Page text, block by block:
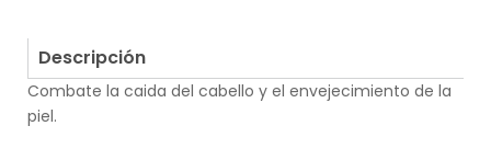
Descripción
Combate la caida del cabello y el envejecimiento de la
piel.